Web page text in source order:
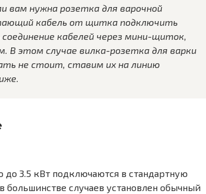
вам нужна розетка для варочной
кабель от щитка подключить
кабелей через мини-щиток,
В этом случае вилка-розетка для варки
не стоит, ставим их на линию
3.5 кВт подключаются в стандартную
большинстве случаев установлен обычный